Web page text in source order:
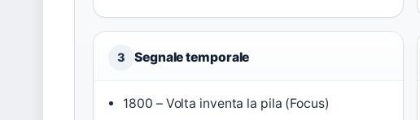
3 Segnale temporale
1800 – Volta inventa la pila (Focus)